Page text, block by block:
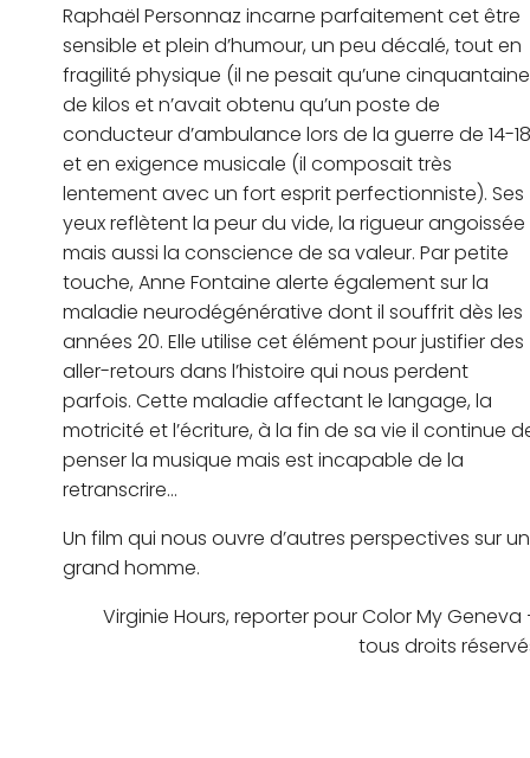
Raphaël Personnaz incarne parfaitement cet être
sensible et plein d’humour, un peu décalé, tout en
fragilité physique (il ne pesait qu’une cinquantaine
de kilos et n’avait obtenu qu’un poste de
conducteur d’ambulance lors de la guerre de 14-
et en exigence musicale (il composait très
lentement avec un fort esprit perfectionniste). Ses
yeux reflètent la peur du vide, la rigueur angoissée
mais aussi la conscience de sa valeur. Par petite
touche, Anne Fontaine alerte également sur la
maladie neurodégénérative dont il souffrit dès les
années 20. Elle utilise cet élément pour justifier des
aller-retours dans l’histoire qui nous perdent
parfois. Cette maladie affectant le langage, la
motricité et l’écriture, à la fin de sa vie il continue
penser la musique mais est incapable de la
retranscrire…
Un film qui nous ouvre d’autres perspectives sur un
grand homme.
Virginie Hours, reporter pour Color My Geneva
tous droits